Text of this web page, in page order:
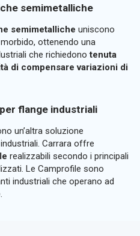
semimetalliche
semimetalliche uniscono
ottenendo una
che richiedonotenuta
di compensare variazioni di
flange industriali
un’altra soluzione
Carrara offre
realizzabili secondo i principali
Le Camprofile sono
industriali che operano ad
.